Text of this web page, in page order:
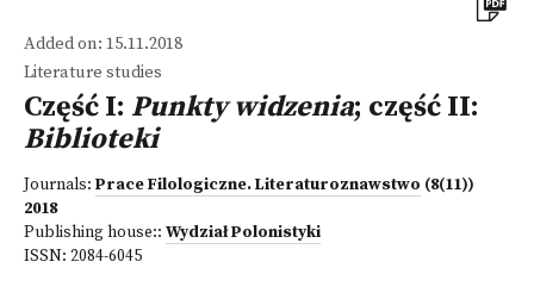
Added on: 15.11.2018
Literature studies
Część I: Punkty widzenia; część II:
Biblioteki
Journals: Prace Filologiczne. Literaturoznawstwo (8(11))
2018
Publishing house:: Wydział Polonistyki
ISSN: 2084-6045